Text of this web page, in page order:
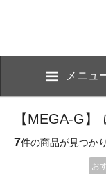
メニュ
【MEGA-G
7件の商品が見つか
お